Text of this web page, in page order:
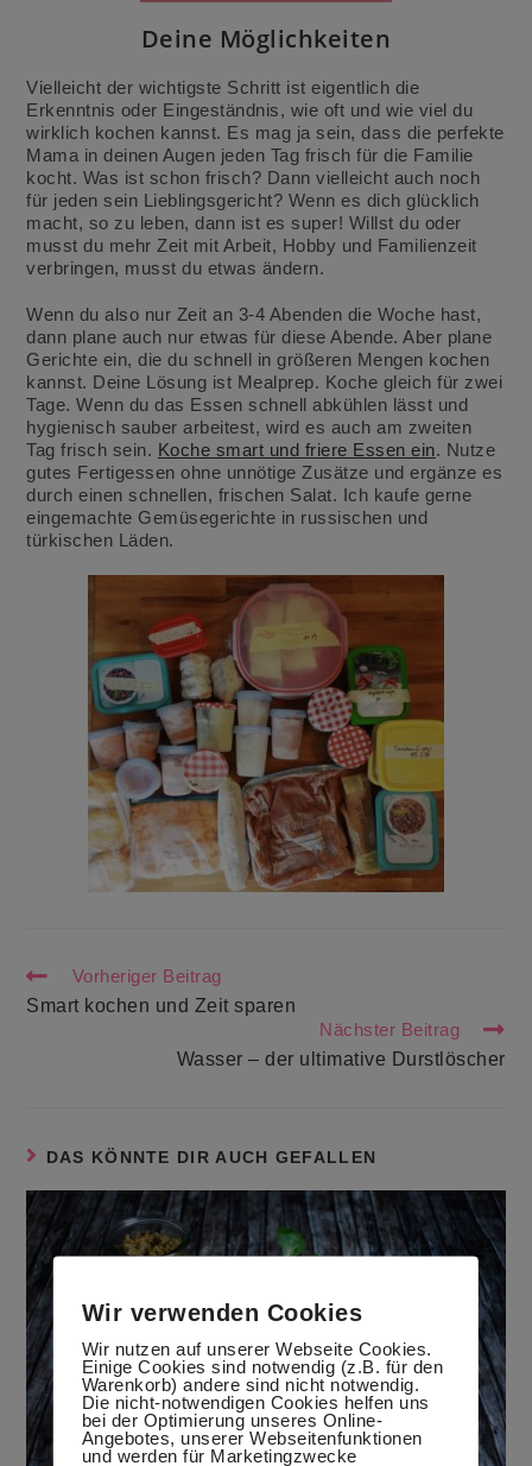
Deine Möglichkeiten
Vielleicht der wichtigste Schritt ist eigentlich die
Erkenntnis oder Eingeständnis, wie oft und wie viel du
wirklich kochen kannst. Es mag ja sein, dass die perfekte
Mama in deinen Augen jeden Tag frisch für die Familie
kocht. Was ist schon frisch? Dann vielleicht auch noch
für jeden sein Lieblingsgericht? Wenn es dich glücklich
macht, so zu leben, dann ist es super! Willst du oder
musst du mehr Zeit mit Arbeit, Hobby und Familienzeit
verbringen, musst du etwas ändern.
Wenn du also nur Zeit an 3-4 Abenden die Woche hast,
dann plane auch nur etwas für diese Abende. Aber plane
Gerichte ein, die du schnell in größeren Mengen kochen
kannst. Deine Lösung ist Mealprep. Koche gleich für zwei
Tage. Wenn du das Essen schnell abkühlen lässt und
hygienisch sauber arbeitest, wird es auch am zweiten
Tag frisch sein. Koche smart und friere Essen ein. Nutze
gutes Fertigessen ohne unnötige Zusätze und ergänze es
durch einen schnellen, frischen Salat. Ich kaufe gerne
eingemachte Gemüsegerichte in russischen und
türkischen Läden.
Weitere
Artikel
ansehen
Vorheriger Beitrag
Smart kochen und Zeit sparen
Nächster Beitrag
Wasser – der ultimative Durstlöscher
DAS KÖNNTE DIR AUCH GEFALLEN
Wir verwenden Cookies
Wir nutzen auf unserer Webseite Cookies.
Einige Cookies sind notwendig (z.B. für den
Warenkorb) andere sind nicht notwendig.
Die nicht-notwendigen Cookies helfen uns
bei der Optimierung unseres Online-
Angebotes, unserer Webseitenfunktionen
und werden für Marketingzwecke